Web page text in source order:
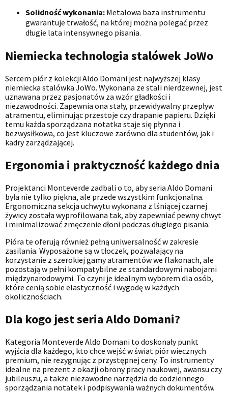
Solidność wykonania: Metalowa baza instrumentu
gwarantuje trwałość, na której można polegać przez
długie lata intensywnego pisania.
Niemiecka technologia stalówek JoWo
Sercem piór z kolekcji Aldo Domani jest najwyższej klasy
niemiecka stalówka JoWo. Wykonana ze stali nierdzewnej, jest
uznawana przez pasjonatów za wzór gładkości i
niezawodności. Zapewnia ona stały, przewidywalny przepływ
atramentu, eliminując przestoje czy drapanie papieru. Dzięki
temu każda sporządzana notatka staje się płynna i
bezwysiłkowa, co jest kluczowe zarówno dla studentów, jak i
kadry zarządzającej.
Ergonomia i praktyczność każdego dnia
Projektanci Monteverde zadbali o to, aby seria Aldo Domani
była nie tylko piękna, ale przede wszystkim funkcjonalna.
Ergonomiczna sekcja uchwytu wykonana z lśniącej czarnej
żywicy została wyprofilowana tak, aby zapewniać pewny chwyt
i minimalizować zmęczenie dłoni podczas długiego pisania.
Pióra te oferują również pełną uniwersalność w zakresie
zasilania. Wyposażone są w tłoczek, pozwalający na
korzystanie z szerokiej gamy atramentów we flakonach, ale
pozostają w pełni kompatybilne ze standardowymi nabojami
międzynarodowymi. To czyni je idealnym wyborem dla osób,
które cenią sobie elastyczność i wygodę w każdych
okolicznościach.
Dla kogo jest seria Aldo Domani?
Kategoria Monteverde Aldo Domani to doskonały punkt
wyjścia dla każdego, kto chce wejść w świat piór wiecznych
premium, nie rezygnując z przystępnej ceny. To instrumenty
idealne na prezent z okazji obrony pracy naukowej, awansu czy
jubileuszu, a także niezawodne narzędzia do codziennego
sporządzania notatek i podpisywania ważnych dokumentów.